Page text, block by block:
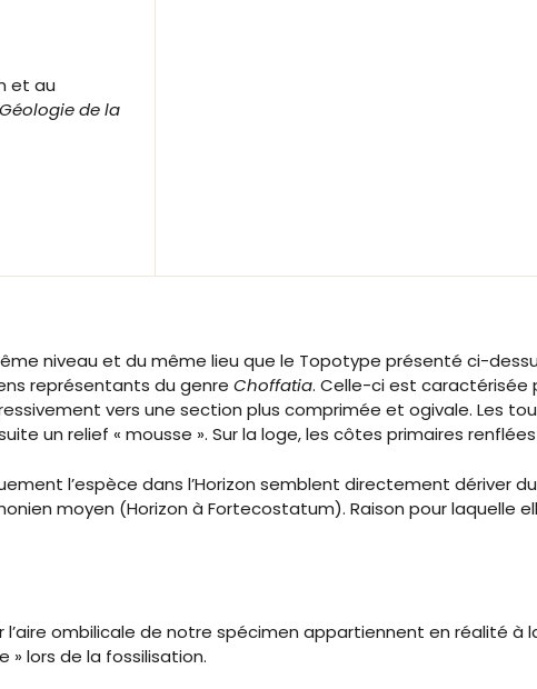
et au
de la
niveau et du même lieu que le Topotype présenté ci-
représentants du genre Choffatia. Celle-ci est caractérisée
vers une section plus comprimée et ogivale. Les
un relief « mousse ». Sur la loge, les côtes primaires
l’espèce dans l’Horizon semblent directement dériver
moyen (Horizon à Fortecostatum). Raison pour laquelle
ombilicale de notre spécimen appartiennent en réalité à
» lors de la fossilisation.